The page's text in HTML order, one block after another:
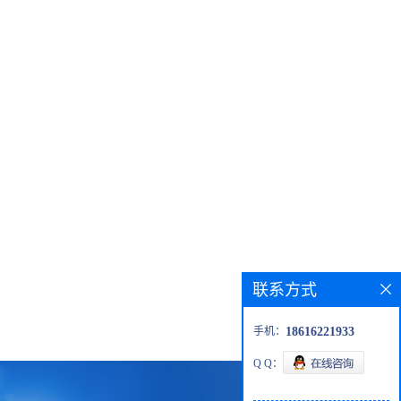
联系方式
手机： 18616221933
Q Q：